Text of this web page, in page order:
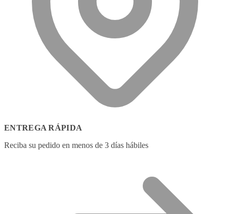
ENTREGA RÁPIDA
Reciba su pedido en menos de 3 días hábiles